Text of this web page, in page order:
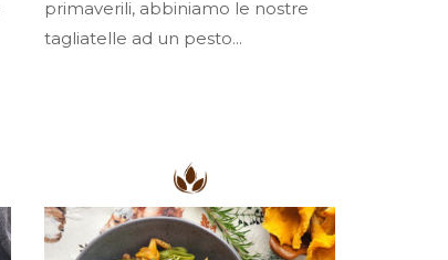
primaverili, abbiniamo le nostre
tagliatelle ad un pesto...